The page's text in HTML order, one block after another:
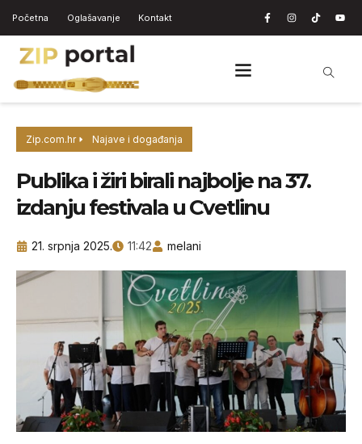
Početna Oglašavanje Kontakt
Zip.com.hr Najave i događanja
Publika i žiri birali najbolje na 37.
izdanju festivala u Cvetlinu
21. srpnja 2025. 11:42 melani